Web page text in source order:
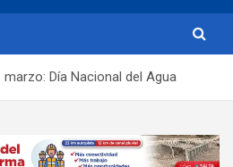
marzo: Día Nacional del Agua